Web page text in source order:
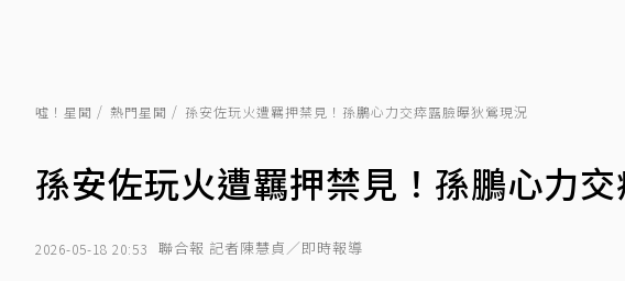
噓！星聞 熱門星聞 孫安佐玩火遭羈押禁見！孫鵬心力交瘁露臉曝狄鶯現況
孫安佐玩火遭羈押禁見！孫鵬心力
2026-05-18 20:53 聯合報 記者陳慧貞／即時報導